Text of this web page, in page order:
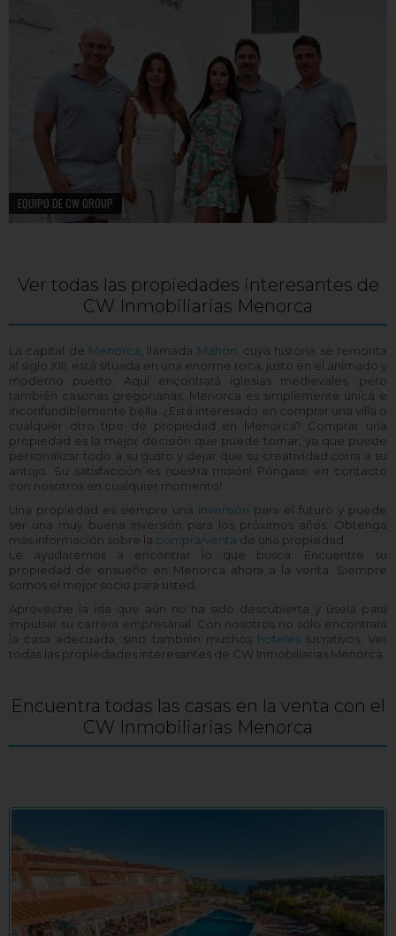
EQUIPO DE CW GROUP
Ver todas las propiedades interesantes de
CW Inmobiliarias Menorca
La capital de Menorca , llamada Mahón , cuya historia se remonta
al siglo XIII, está situada en una enorme roca, justo en el animado y
moderno puerto. Aquí encontrará iglesias medievales, pero
también casonas gregorianas. Menorca es simplemente única e
inconfundiblemente bella. ¿Está interesado en comprar una villa o
cualquier otro tipo de propiedad en Menorca? Comprar una
propiedad es la mejor decisión que puede tomar, ya que puede
personalizar todo a su gusto y dejar que su creatividad corra a su
antojo. Su satisfacción es nuestra misión! Póngase en contacto
con nosotros en cualquier momento!
Una propiedad es siempre una inversión para el futuro y puede
ser una muy buena inversión para los próximos años. Obtenga
más información sobre la compra/venta de una propiedad.
Le ayudaremos a encontrar lo que busca. Encuentre su
propiedad de ensueño en Menorca ahora a la venta. Siempre
somos el mejor socio para usted.
Aproveche la isla que aún no ha sido descubierta y úsela para
impulsar su carrera empresarial. Con nosotros no sólo encontrará
la casa adecuada, sino también muchos hoteleslucrativos. Ver
todas las propiedades interesantes de CW Inmobiliarias Menorca.
Encuentra todas las casas en la venta con el
CW Inmobiliarias Menorca